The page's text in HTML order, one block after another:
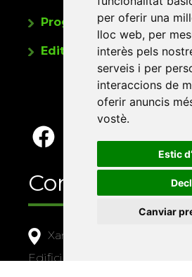
per oferir una
lloc web, per
interès pels
serveis i per
interaccions de
oferir anuncis
vostè.
Estic
Canviar
Programa de
Editorials universitàries
Contacte
Xarxa Vives d'Universitats
Edifici Àgora